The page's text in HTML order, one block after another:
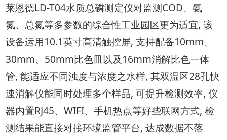
莱恩德LD-T04水质总磷测定仪对监测COD、氨
氮、总氮等多参数的综合性工业园区更为适宜, 该
设备运用10.1英寸高清触控屏, 支持配备10mm、
30mm、50mm比色皿以及16mm消解比色一体
管, 能适应不同浊度与浓度之水样, 其双温区28孔快
速消解仪能同时处理多个样品, 可提升检测效率, 仪
器内置RJ45、WIFI、手机热点等好些联网方式, 检
测结果能直接对接环境监管平台, 达成数据不落